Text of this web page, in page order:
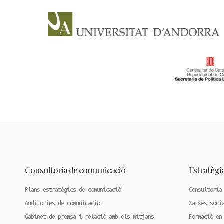
Consultoria de comunicació
Plans estratègics de comunicació
Auditories de comunicació
Gabinet de premsa i relació amb els mitjans
Xarxes
Formació